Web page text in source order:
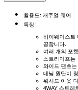
활용도: 캐주얼 웨어
특징:
하이웨이스트
공합니다.
여러 개의 포
스트라이프는
와이드 팬츠
데님 원단이
워시드 아웃
4WAY 스트레